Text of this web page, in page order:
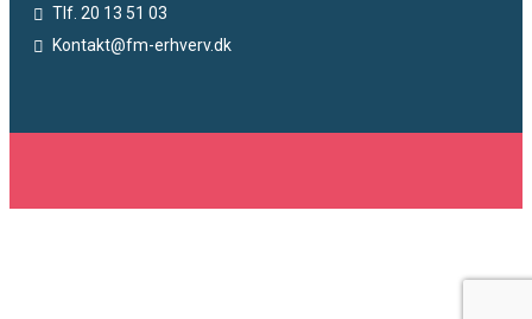
Tlf. 20 13 51 03
Kontakt@fm-erhverv.dk